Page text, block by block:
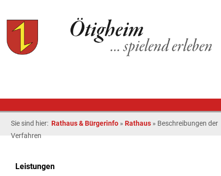
Sie sind hier: Rathaus & Bürgerinfo » Rathaus » Beschreibungen der
Verfahren
Leistungen